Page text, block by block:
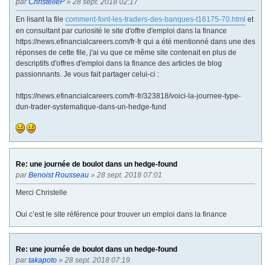
parChristelleP » 28 sept. 2018 02:17
En lisant la file comment-font-les-traders-des-banques-t16175-70.html et
en consultant par curiosité le site d'offre d'emploi dans la finance
https://news.efinancialcareers.com/fr-fr qui a été mentionné dans une des
réponses de cette file, j'ai vu que ce même site contenait en plus de
descriptifs d'offres d'emploi dans la finance des articles de blog
passionnants. Je vous fait partager celui-ci :
https://news.efinancialcareers.com/fr-fr/323818/voici-la-journee-type-
dun-trader-systematique-dans-un-hedge-fund
Re: une journée de boulot dans un hedge-found
parBenoist Rousseau » 28 sept. 2018 07:01
Merci Christelle
Oui c’est le site référence pour trouver un emploi dans la finance
Re: une journée de boulot dans un hedge-found
partakapoto » 28 sept. 2018 07:19